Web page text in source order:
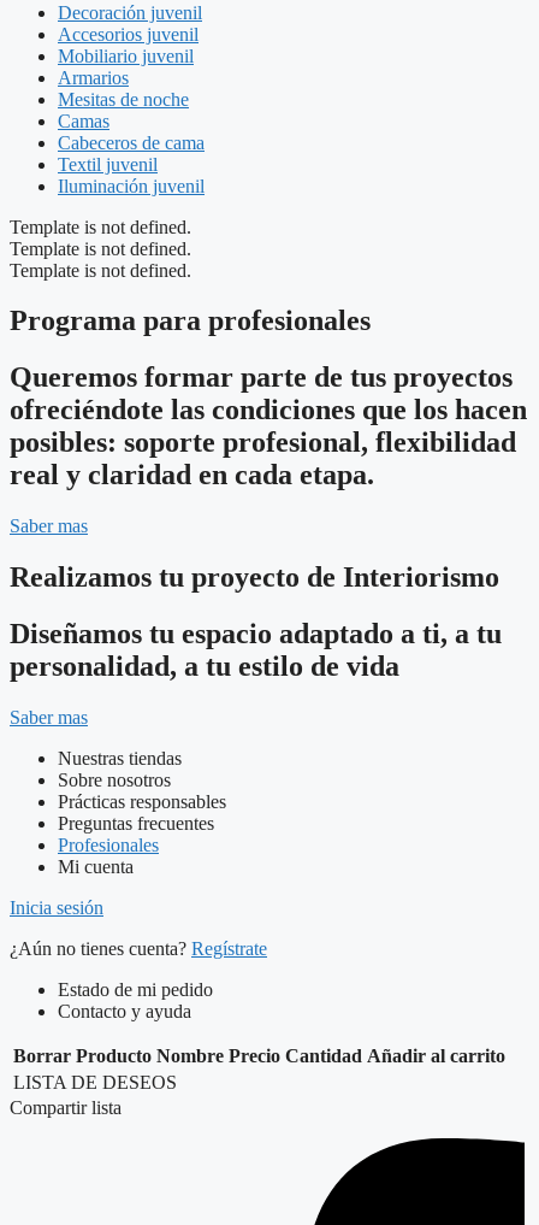
Decoración juvenil
Accesorios juvenil
Mobiliario juvenil
Armarios
Mesitas de noche
Camas
Cabeceros de cama
Textil juvenil
Iluminación juvenil
Template is not defined.
Template is not defined.
Template is not defined.
Programa para profesionales
Queremos formar parte de tus proyectos
ofreciéndote las condiciones que los hacen
posibles: soporte profesional, flexibilidad
real y claridad en cada etapa.
Saber mas
Realizamos tu proyecto de Interiorismo
Diseñamos tu espacio adaptado a ti, a tu
personalidad, a tu estilo de vida
Saber mas
Nuestras tiendas
Sobre nosotros
Prácticas responsables
Preguntas frecuentes
Profesionales
Mi cuenta
Inicia sesión
¿Aún no tienes cuenta? Regístrate
Estado de mi pedido
Contacto y ayuda
Borrar Producto Nombre Precio Cantidad Añadir al carrito
LISTA DE DESEOS
Compartir lista